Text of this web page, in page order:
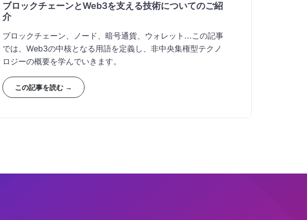
ブロックチェーンとWeb3を支える技術についてのご紹
介
ブロックチェーン、ノード、暗号通貨、ウォレット...この記事
では、Web3の中核となる用語を定義し、非中央集権型テクノ
ロジーの概要を学んでいきます。
この記事を読む →